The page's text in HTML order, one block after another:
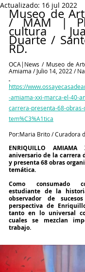
Actualizado: 16 jul 2022
Museo de
/ MAM |
cultura
Duarte /
RD.
OCA|News / Museo de
Amiama / Julio 14, 2022 /
https://
-amiama-xxi-marca-el-40-
carrera-presenta-68-
tem%C3%A1tica
Por:Maria Brito / Curadora
ENRIQUILLO
aniversario de la carrera
y presenta 68 obras
temática.
Como consumado
estudiante de la
observador de
perspectiva de
tanto en lo universal
cuales se mezclan
trabajo.